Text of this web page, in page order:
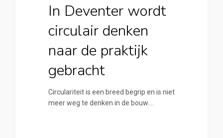
In Deventer wordt
circulair denken
naar de praktijk
gebracht
Circulariteit is een breed begrip en is niet
meer weg te denken in de bouw.…